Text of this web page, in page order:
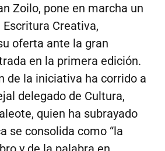
Zoilo, pone en marcha un
Creativa,
oferta ante la gran
en la primera edición.
de la iniciativa ha corrido a
delegado de Cultura,
quien ha subrayado
se consolida como “la